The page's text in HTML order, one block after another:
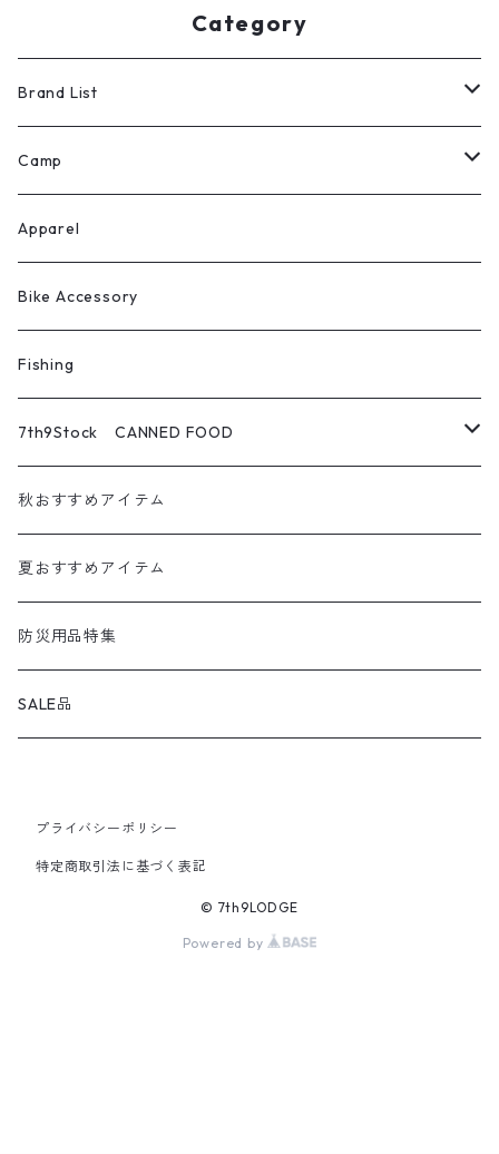
Category
Brand List
ROOT CO.
H.A.K.U
escargot （北沢株式会社）
Rob Snow
Tokyo Camp
CRAFTPLUS
kassai.
GREBE WORKS
corerocca
wind calm
Camp
テント
シュラフ・コット・マット
テーブル・チェア
焚火アイテム
調理道具・食器
ランタン
アウトドア小物
クーラーボックス
オプションパーツ / カスタムパーツ
Apparel
Bike Accessory
Fishing
7th9Stock CANNED FOOD
パンの缶詰
お魚の缶詰
お肉の缶詰
スイーツの缶詰
秋おすすめアイテム
夏おすすめアイテム
防災用品特集
SALE品
プライバシーポリシー
特定商取引法に基づく表記
© 7th9LODGE
Powered by